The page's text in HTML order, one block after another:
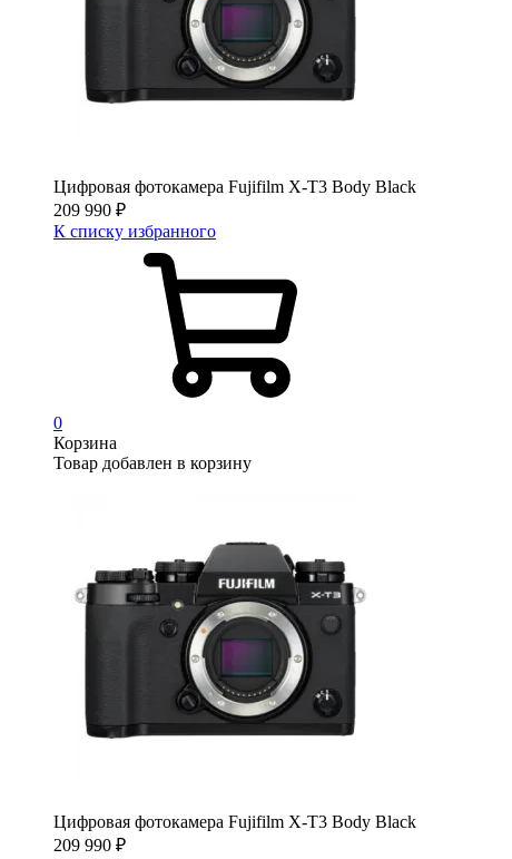
Цифровая фотокамера Fujifilm X-T3 Body Black
209 990 ₽
К списку избранного
0
Корзина
Товар добавлен в корзину
Цифровая фотокамера Fujifilm X-T3 Body Black
209 990 ₽